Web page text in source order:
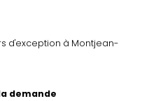
d'exception à Montjean-
demande